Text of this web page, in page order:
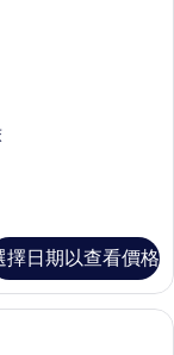
擇日期以查看價格
460 | 低過敏寢具、